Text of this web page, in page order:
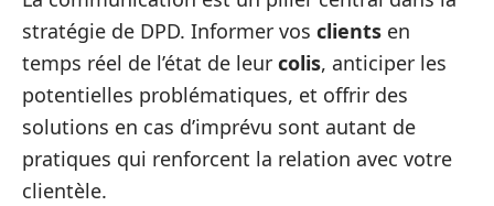
stratégie de DPD. Informer vos clients en
temps réel de l’état de leur colis, anticiper les
potentielles problématiques, et offrir des
solutions en cas d’imprévu sont autant de
pratiques qui renforcent la relation avec votre
clientèle.